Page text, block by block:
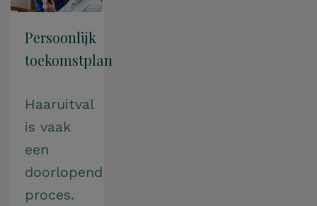
Persoonlijk
toekomstplan
Haaruitval
is vaak
een
doorlopend
proces.